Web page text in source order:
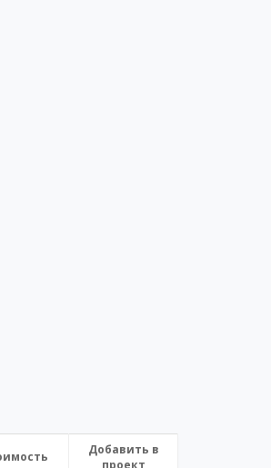
Добавить в
проект